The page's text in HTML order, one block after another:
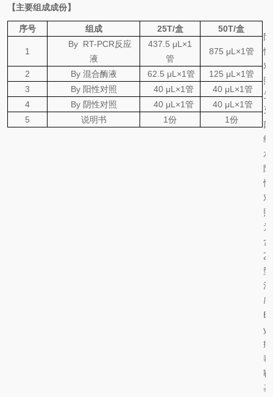
【主要组成成份】
序号 组成 25T/盒 50T/盒
1
By RT-PCR反应
液
437.5 μL×1
管
875 μL×1管
2 By 混合酶液 62.5 μL×1管 1 25 μL×1管
3
By 阳性对照 40 μL×1管 40 μL×1管
4
By 阴性对照 40 μL×1管 40 μL×1管
5
说明书 1份 1份
阴
性
对
照
为
灭
菌
纯
水
阳
性
对
照
为
含
乙
型
流
感
B
y
病
毒
靶
基